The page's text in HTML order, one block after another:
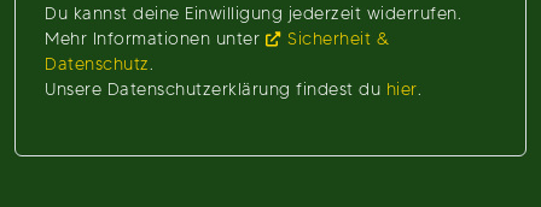
Du kannst deine Einwilligung jederzeit widerrufen.
Mehr Informationen unter
Sicherheit &
Datenschutz.
Unsere Datenschutzerklärung findest du hier.